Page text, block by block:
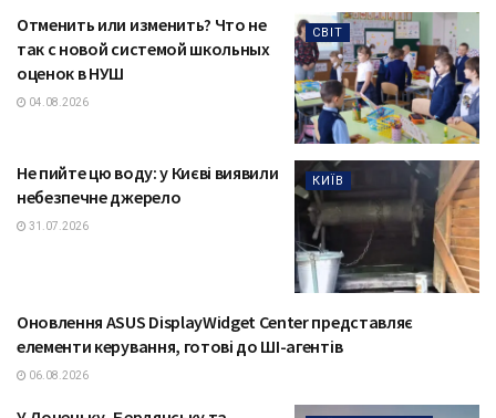
СВІТ
Отменить или изменить? Что не
так с новой системой школьных
оценок в НУШ
04.08.2026
КИЇВ
Не пийте цю воду: у Києві виявили
небезпечне джерело
31.07.2026
ТЕХНОЛОГІЇ
Оновлення ASUS DisplayWidget Center представляє
елементи керування, готові до ШІ-агентів
06.08.2026